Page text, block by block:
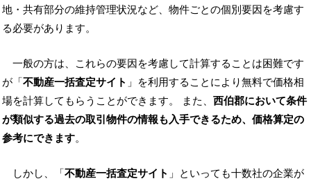
地・共有部分の維持管理状況など、物件ごとの個別要因を考慮す
る必要があります。
一般の方は、これらの要因を考慮して計算することは困難です
が「不動産一括査定サイト 」を利用することにより無料で価格相
場を計算してもらうことができます。 また、 西伯郡において条件
が類似する過去の取引物件の情報も入手できるため、価格算定の
参考にできます。
しかし、「不動産一括査定サイト 」といっても十数社の企業が